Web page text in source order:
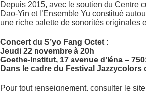
Depuis 2015, avec le soutien du Centre
Dao-Yin et l’Ensemble Yu constitué
une riche palette de sonorités originales
Concert du S’yo Fang Octet :
Jeudi 22 novembre à 20h
Goethe-Institut, 17 avenue d’Iéna –
Dans le cadre du Festival Jazzycolors
Pour tout renseignement, consulter le